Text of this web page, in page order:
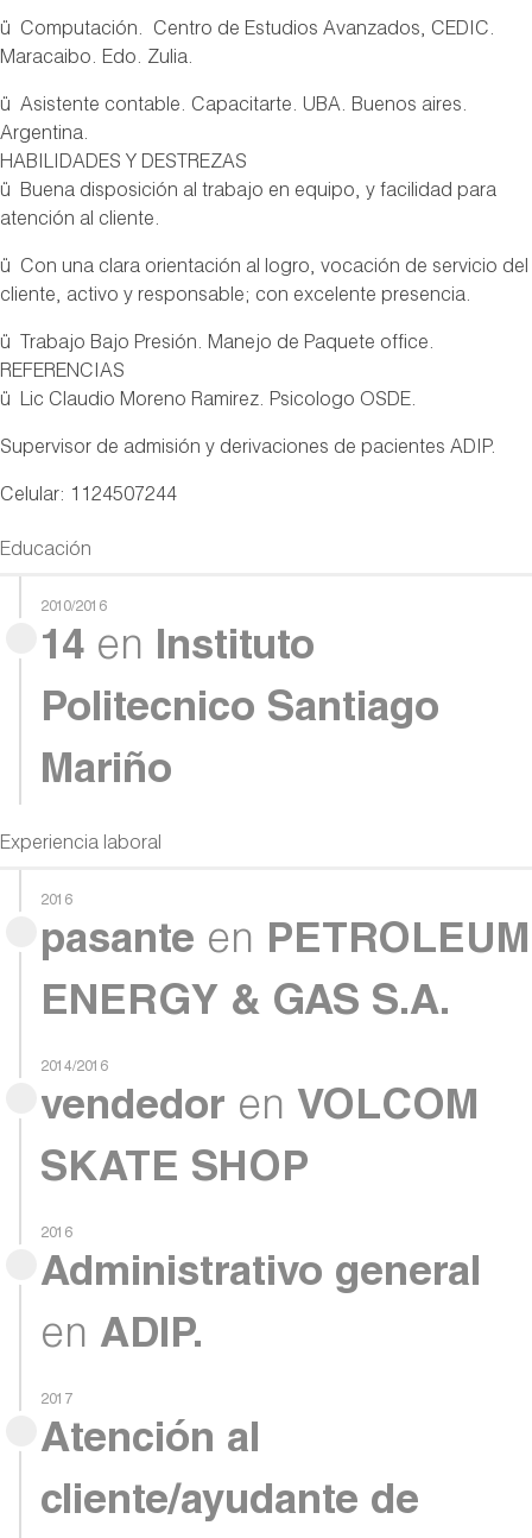
ü Computación. Centro de Estudios Avanzados, CEDIC.
Maracaibo. Edo. Zulia.
ü Asistente contable. Capacitarte. UBA. Buenos aires.
Argentina.
HABILIDADES Y DESTREZAS
ü Buena disposición al trabajo en equipo, y facilidad para
atención al cliente.
ü Con una clara orientación al logro, vocación de servicio del
cliente, activo y responsable; con excelente presencia.
ü Trabajo Bajo Presión. Manejo de Paquete office.
REFERENCIAS
ü Lic Claudio Moreno Ramirez. Psicologo OSDE.
Supervisor de admisión y derivaciones de pacientes ADIP.
Celular: 1124507244
Educación
2010/2016
14 en Instituto
Politecnico Santiago
Mariño
Experiencia laboral
2016
pasante en PETROLEUM
ENERGY & GAS S.A.
2014/2016
vendedor en VOLCOM
SKATE SHOP
2016
Administrativo general
en ADIP.
2017
Atención al
cliente/ayudante de